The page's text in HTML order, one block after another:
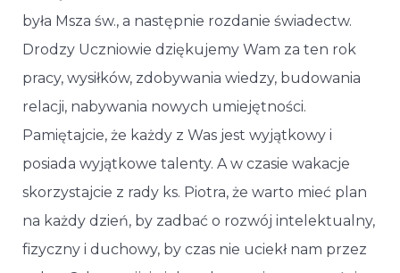
była Msza św., a następnie rozdanie świadectw.
Drodzy Uczniowie dziękujemy Wam za ten rok
pracy, wysiłków, zdobywania wiedzy, budowania
relacji, nabywania nowych umiejętności.
Pamiętajcie, że każdy z Was jest wyjątkowy i
posiada wyjątkowe talenty. A w czasie wakacje
skorzystajcie z rady ks. Piotra, że warto mieć plan
na każdy dzień, by zadbać o rozwój intelektualny,
fizyczny i duchowy, by czas nie uciekł nam przez